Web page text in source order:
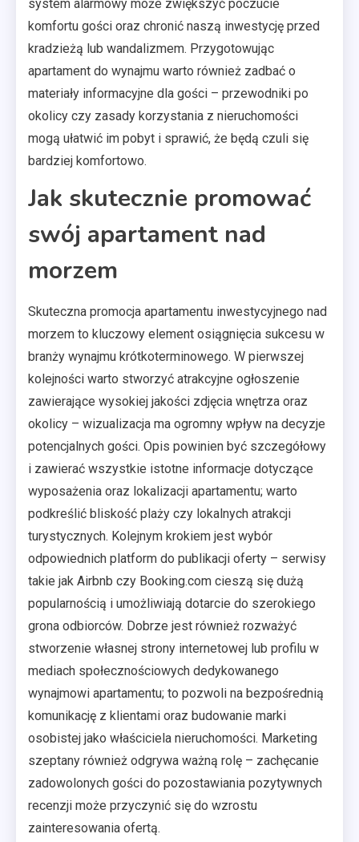
system alarmowy może zwiększyć poczucie
komfortu gości oraz chronić naszą inwestycję przed
kradzieżą lub wandalizmem. Przygotowując
apartament do wynajmu warto również zadbać o
materiały informacyjne dla gości – przewodniki po
okolicy czy zasady korzystania z nieruchomości
mogą ułatwić im pobyt i sprawić, że będą czuli się
bardziej komfortowo.
Jak skutecznie promować
swój apartament nad
morzem
Skuteczna promocja apartamentu inwestycyjnego nad
morzem to kluczowy element osiągnięcia sukcesu w
branży wynajmu krótkoterminowego. W pierwszej
kolejności warto stworzyć atrakcyjne ogłoszenie
zawierające wysokiej jakości zdjęcia wnętrza oraz
okolicy – wizualizacja ma ogromny wpływ na decyzje
potencjalnych gości. Opis powinien być szczegółowy
i zawierać wszystkie istotne informacje dotyczące
wyposażenia oraz lokalizacji apartamentu; warto
podkreślić bliskość plaży czy lokalnych atrakcji
turystycznych. Kolejnym krokiem jest wybór
odpowiednich platform do publikacji oferty – serwisy
takie jak Airbnb czy Booking.com cieszą się dużą
popularnością i umożliwiają dotarcie do szerokiego
grona odbiorców. Dobrze jest również rozważyć
stworzenie własnej strony internetowej lub profilu w
mediach społecznościowych dedykowanego
wynajmowi apartamentu; to pozwoli na bezpośrednią
komunikację z klientami oraz budowanie marki
osobistej jako właściciela nieruchomości. Marketing
szeptany również odgrywa ważną rolę – zachęcanie
zadowolonych gości do pozostawiania pozytywnych
recenzji może przyczynić się do wzrostu
zainteresowania ofertą.